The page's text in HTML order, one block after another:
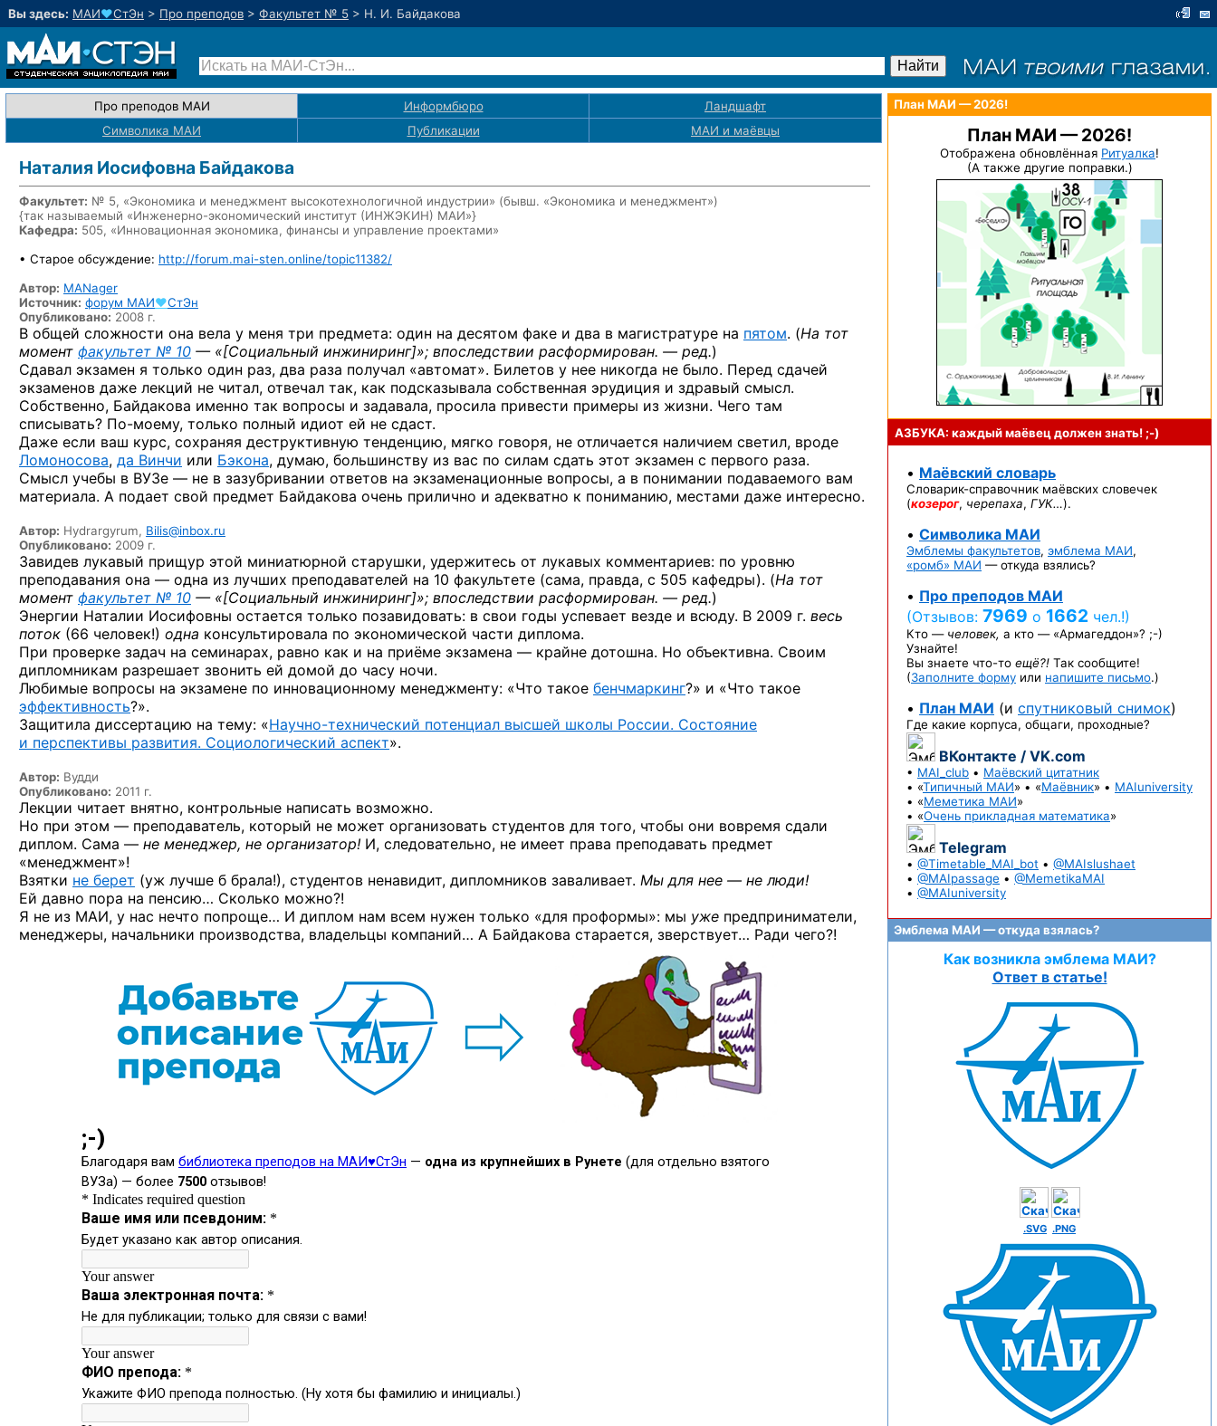
Вы здесь: МАИ♥СтЭн > Про преподов > Факультет № 5 > Н. И. Байдакова
Про преподов МАИ Информбюро
Ландшафт
Символика МАИ
Публикации МАИ и маёвцы
Наталия Иосифовна Байдакова
Факультет: № 5, «Экономика и менеджмент высокотехнологичной индустрии» (бывш. «Экономика и менеджмент»)
{так называемый «Инженерно-экономический институт (ИНЖЭКИН) МАИ»}
Кафедра: 505, «Инновационная экономика, финансы и управление проектами»
• Старое обсуждение: http://forum.mai-sten.online/topic11382/
Автор: MANager
Источник: форум МАИ♥СтЭн
Опубликовано: 2008 г.
В общей сложности она вела у меня три предмета: один на десятом факе и два в магистратуре на пятом. (На тот
момент факультет № 10 — «[Социальный инжиниринг]»; впоследствии расформирован. — ред.)
Сдавал экзамен я только один раз, два раза получал «автомат». Билетов у нее никогда не было. Перед сдачей
экзаменов даже лекций не читал, отвечал так, как подсказывала собственная эрудиция и здравый смысл.
Собственно, Байдакова именно так вопросы и задавала, просила привести примеры из жизни. Чего там
списывать? По-моему, только полный идиот ей не сдаст.
Даже если ваш курс, сохраняя деструктивную тенденцию, мягко говоря, не отличается наличием светил, вроде
Ломоносова, да Винчи или Бэкона, думаю, большинству из вас по силам сдать этот экзамен с первого раза.
Смысл учебы в ВУЗе — не в зазубривании ответов на экзаменационные вопросы, а в понимании подаваемого вам
материала. А подает свой предмет Байдакова очень прилично и адекватно к пониманию, местами даже интересно.
Автор: Hydrargyrum, Bilis@inbox.ru
Опубликовано: 2009 г.
Завидев лукавый прищур этой миниатюрной старушки, удержитесь от лукавых комментариев: по уровню
преподавания она — одна из лучших преподавателей на 10 факультете (сама, правда, с 505 кафедры). (На тот
момент факультет № 10 — «[Социальный инжиниринг]»; впоследствии расформирован. — ред.)
Энергии Наталии Иосифовны остается только позавидовать: в свои годы успевает везде и всюду. В 2009 г. весь
поток (66 человек!) одна консультировала по экономической части диплома.
При проверке задач на семинарах, равно как и на приёме экзамена — крайне дотошна. Но объективна. Своим
дипломникам разрешает звонить ей домой до часу ночи.
Любимые вопросы на экзамене по инновационному менеджменту: «Что такое бенчмаркинг?» и «Что такое
эффективность?».
Защитила диссертацию на тему: «Научно-технический потенциал высшей школы России. Состояние
и перспективы развития. Социологический аспект».
Автор: Вудди
Опубликовано: 2011 г.
Лекции читает внятно, контрольные написать возможно.
Но при этом — преподаватель, который не может организовать студентов для того, чтобы они вовремя сдали
диплом. Сама — не менеджер, не организатор! И, следовательно, не имеет права преподавать предмет
«менеджмент»!
Взятки не берет (уж лучше б брала!), студентов ненавидит, дипломников заваливает. Мы для нее — не люди!
Ей давно пора на пенсию… Сколько можно?!
Я не из МАИ, у нас нечто попроще… И диплом нам всем нужен только «для проформы»: мы уже предприниматели,
менеджеры, начальники производства, владельцы компаний… А Байдакова старается, зверствует… Ради чего?!
План МАИ — 2026!
План МАИ — 2026!
Отображена обновлённая Ритуалка!
(А также другие поправки.)
АЗБУКА: каждый маёвец должензнать! ;-)
• Маёвский словарь
Словарик-справочник маёвских словечек
(козерог, черепаха, ГУК…).
• Символика МАИ
Эмблемы факультетов, эмблема МАИ,
«ромб» МАИ — откуда взялись?
• Про преподов МАИ
(Отзывов: 7969 о 1662 чел.!)
Кто — человек, а кто — «Армагеддон»? ;-)
Узнайте!
Вы знаете что-то ещё?! Так сообщите!
(Заполните форму или напишите письмо.)
• План МАИ (и спутниковый снимок)
Где какие корпуса, общаги, проходные?
ВКонтакте / VK.com
• MAI_club • Маёвский цитатник
• «Типичный МАИ» • «Маёвник» • MAIuniversity
• «Меметика МАИ»
• «Очень прикладная математика»
Telegram
• @Timetable_MAI_bot • @MAIslushaet
• @MAIpassage • @MemetikaMAI
• @MAIuniversity
Эмблема МАИ — откуда взялась?
Как возникла эмблема МАИ?
Ответ в статье!
.SVG .PNG